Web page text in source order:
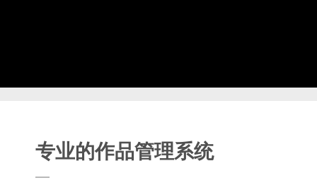
专业的作品管理系统